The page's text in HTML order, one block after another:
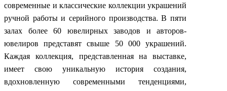
современные и классические коллекции украшений
ручной работы и серийного производства. В пяти
залах более 60 ювелирных заводов и авторов-
ювелиров представят свыше 50 000 украшений.
Каждая коллекция, представленная на выставке,
имеет свою уникальную история создания,
вдохновленную современными тенденциями,